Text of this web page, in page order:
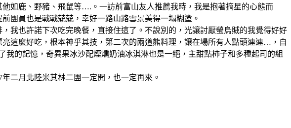
如鹿、野豬、飛鼠等….。一訪前富山友人推薦我時，我是抱著摘星的心態而
團員也是戰戰兢兢，幸好一路山路雪景美得一塌糊塗。
我也許諾下次吃完晚餐，直接住這了。不說別的，光讓討厭螢烏賊的我覺得好好
這麼好吃，根本神乎其技，第二次的兩道熊料理，讓在場所有人點頭連連…，自
的記憶，奇異果冰沙配煙燻奶油冰淇淋也是一絕，主甜點柿子和多種起司的組
二月北陸米其林二團一定開，也一定再來。